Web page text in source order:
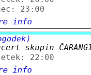
23:00
info
skupin
22:00
info